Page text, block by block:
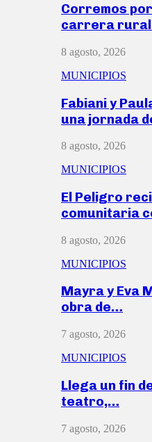
Corremos
carrera
8 agosto, 2026
MUNICIPIOS
Fabiani y
una jornada
8 agosto, 2026
MUNICIPIOS
El Peligro
comunitaria
8 agosto, 2026
MUNICIPIOS
Mayra y Eva
obra de…
7 agosto, 2026
MUNICIPIOS
Llega un fin
teatro,…
7 agosto, 2026